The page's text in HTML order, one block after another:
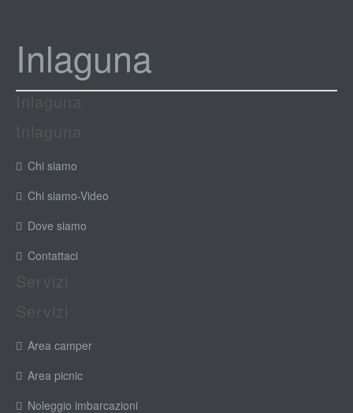
Inlaguna
Chi siamo
Chi siamo-Video
Dove siamo
Contattaci
Area camper
Area picnic
Noleggio imbarcazioni